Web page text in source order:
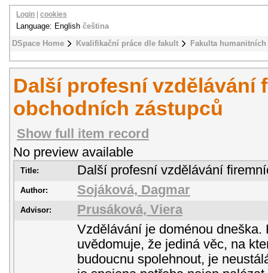
DSpace Home Kvalifikační práce dle fakult Fakulta
Login cookies
Language: English čeština
Další profesní vzdělávání
obchodních zástupců
Show full item record
No preview available
Title: Další profesní vzdělávání
Author: Sojáková, Dagmar
Advisor: Prusáková, Viera
Vzdělávání je doménou dneška.
uvědomuje, že jediná věc, na
budoucnu spolehnout, je